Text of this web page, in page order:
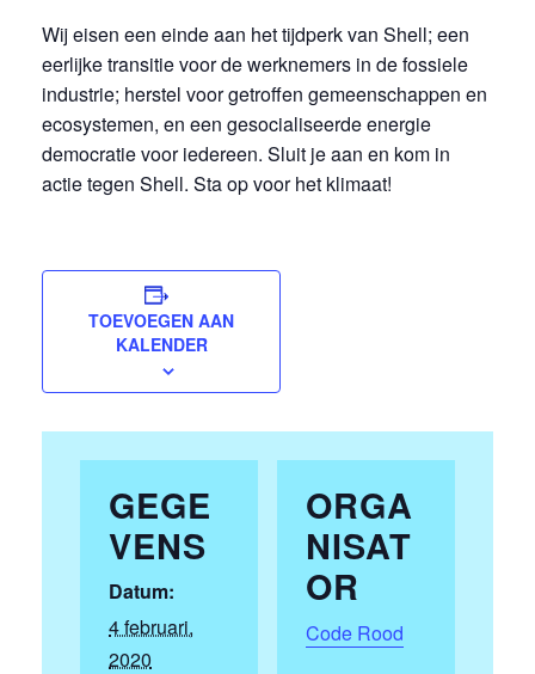
Wij eisen een einde aan het tijdperk van Shell; een
eerlijke transitie voor de werknemers in de fossiele
industrie; herstel voor getroffen gemeenschappen en
ecosystemen, en een gesocialiseerde energie
democratie voor iedereen. Sluit je aan en kom in
actie tegen Shell. Sta op voor het klimaat!
TOEVOEGEN AAN
KALENDER
GEGE
VENS
Datum:
4 februari,
2020
ORGA
NISAT
OR
Code Rood